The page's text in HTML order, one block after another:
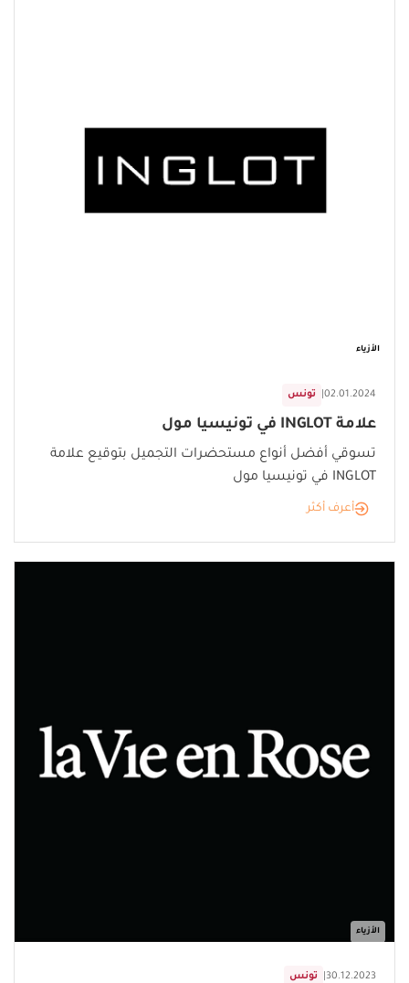
الأزياء
تونس 02.01.2024
علامة INGLOT في تونيسيا مول
تسوقي أفضل أنواع مستحضرات التجميل بتوقيع علامة
INGLOT في تونيسيا مول
أعرف أكثر
الأزياء
تونس 30.12.2023